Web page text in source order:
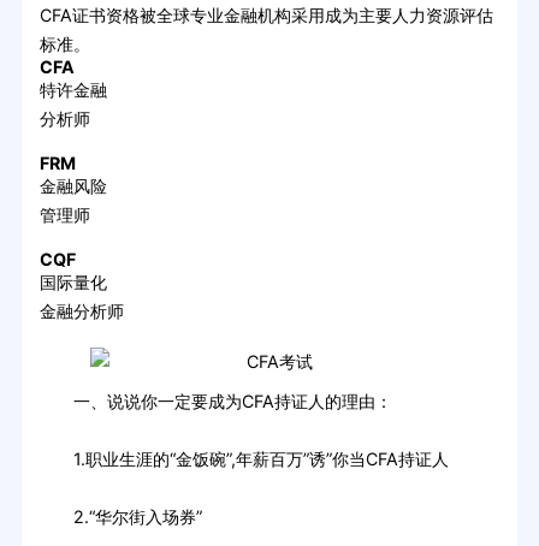
CFA证书资格被全球专业金融机构采用成为主要人力资源评估
标准。
CFA
特许金融
分析师
FRM
金融风险
管理师
CQF
国际量化
金融分析师
一、说说你一定要成为CFA持证人的理由：
1.职业生涯的“金饭碗”,年薪百万”诱”你当CFA持证人
2.“华尔街入场券”